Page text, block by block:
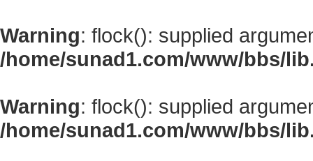
Warning: flock(): supplied
/home/sunad1.com/www/bbs/
Warning: flock(): supplied
/home/sunad1.com/www/bbs/